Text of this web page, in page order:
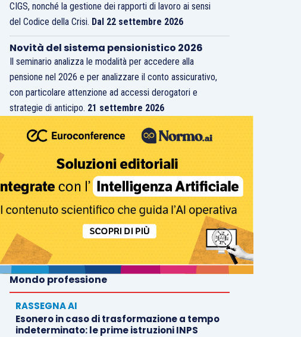
CIGS, nonché la gestione dei rapporti di lavoro ai sensi
del Codice della Crisi. Dal 22 settembre 2026
Novità del sistema pensionistico 2026
Il seminario analizza le modalità per accedere alla
pensione nel 2026 e per analizzare il conto assicurativo,
con particolare attenzione ad accessi derogatori e
strategie di anticipo. 21 settembre 2026
Mondo professione
RASSEGNA AI
Esonero in caso di trasformazione a tempo
indeterminato: le prime istruzioni INPS